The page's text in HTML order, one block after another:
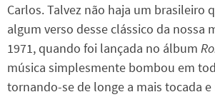
Carlos. Talvez não haja um brasileiro
algum verso desse clássico da nossa
1971, quando foi lançada no álbum
música simplesmente bombou em
tornando-se de longe a mais tocada e